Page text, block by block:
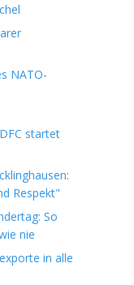
NATO-
startet
Respekt"
So
nie
in alle